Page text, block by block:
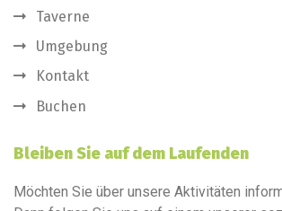
Taverne
Umgebung
Kontakt
Buchen
Bleiben Sie auf dem Laufenden
Möchten Sie über unsere Aktivitäten